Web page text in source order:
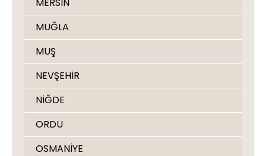
MUĞLA
MUŞ
NEVŞEHİR
NİĞDE
ORDU
OSMANİYE